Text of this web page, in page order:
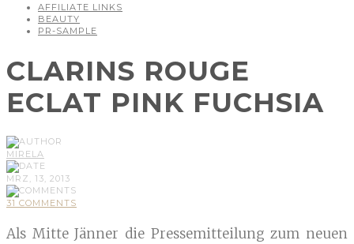
AFFILIATE LINKS
BEAUTY
PR-SAMPLE
CLARINS ROUGE
ECLAT PINK FUCHSIA
MIRELA
MRZ, 13, 2013
31 COMMENTS
Als Mitte Jänner die Pressemitteilung zum neuen